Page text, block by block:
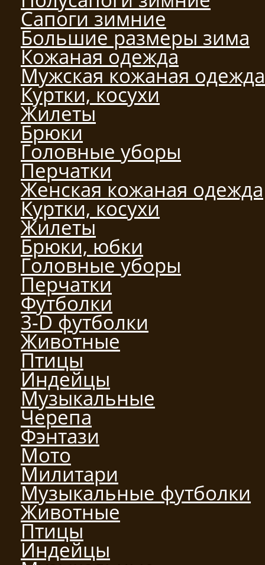
Сапоги зимние
Большие размеры зима
Кожаная одежда
Мужская кожаная одежда
Куртки, косухи
Жилеты
Брюки
Головные уборы
Перчатки
Женская кожаная одежда
Куртки, косухи
Жилеты
Брюки, юбки
Головные уборы
Перчатки
Футболки
3-D футболки
Животные
Птицы
Индейцы
Музыкальные
Черепа
Фэнтази
Мото
Милитари
Музыкальные футболки
Животные
Птицы
Индейцы